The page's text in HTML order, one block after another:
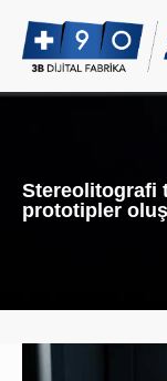
Stereolitografi
prototipler